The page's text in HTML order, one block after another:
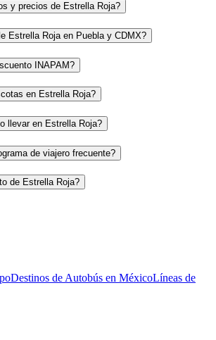
y precios de Estrella Roja?
Estrella Roja en Puebla y CDMX?
INAPAM?
en Estrella Roja?
llevar en Estrella Roja?
de viajero frecuente?
de Estrella Roja?
Destinos de Autobús en MéxicoLíneas de